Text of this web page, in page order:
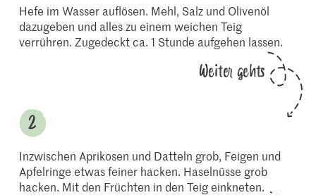
Hefe im Wasser auflösen. Mehl, Salz und Olivenöl
dazugeben und alles zu einem weichen Teig
verrühren. Zugedeckt ca. 1 Stunde aufgehen lassen.
Weiter gehts
Inzwischen Aprikosen und Datteln grob, Feigen und
Apfelringe etwas feiner hacken. Haselnüsse grob
hacken. Mit den Früchten in den Teig einkneten.